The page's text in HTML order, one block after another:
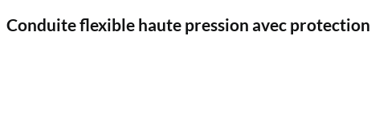
Conduite flexible haute pression avec